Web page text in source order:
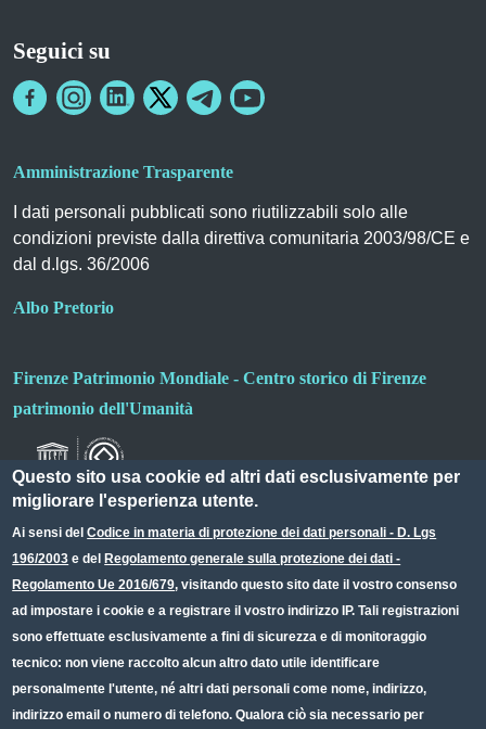
Seguici su
Amministrazione Trasparente
I dati personali pubblicati sono riutilizzabili solo alle
condizioni previste dalla direttiva comunitaria 2003/98/CE e
dal d.lgs. 36/2006
Albo Pretorio
Firenze Patrimonio Mondiale - Centro storico di Firenze
patrimonio dell'Umanità
Small prints
Useful links section
Redazione web
Privacy
Note legali
Questo sito usa cookie ed altri dati esclusivamente per
migliorare l'esperienza utente.
Ai sensi delCodice in materia di protezione dei dati personali - D. Lgs
196/2003 e del Regolamento generale sulla protezione dei dati -
Regolamento Ue 2016/679, visitando questo sito date il vostro consenso
ad impostare i cookie e a registrare il vostro indirizzo IP. Tali registrazioni
sono effettuate esclusivamente a fini di sicurezza e di monitoraggio
tecnico: non viene raccolto alcun altro dato utile identificare
personalmente l'utente, né altri dati personali come nome, indirizzo,
indirizzo email o numero di telefono. Qualora ciò sia necessario per